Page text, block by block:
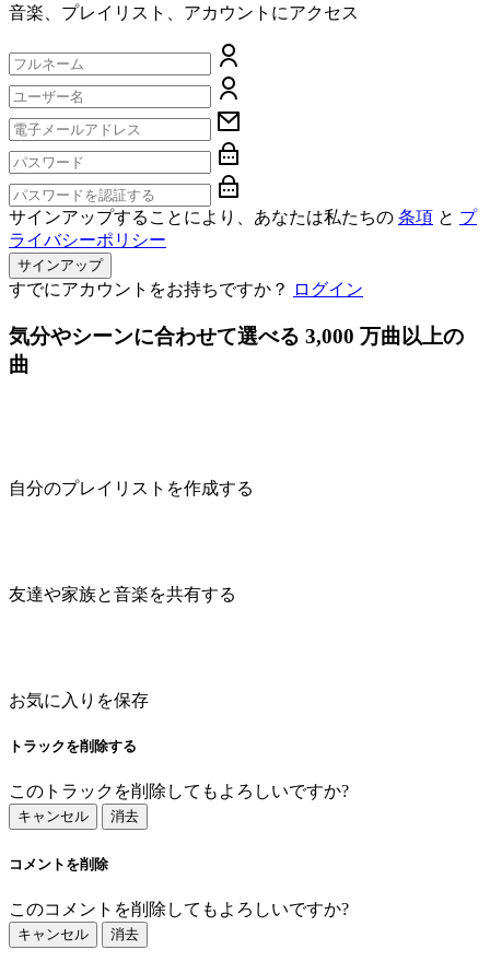
音楽、プレイリスト、アカウントにアクセス
サインアップすることにより、あなたは私たちの 条項 と プ
ライバシーポリシー
サインアップ
すでにアカウントをお持ちですか？ ログイン
気分やシーンに合わせて選べる 3,000 万曲以上の
曲
自分のプレイリストを作成する
友達や家族と音楽を共有する
お気に入りを保存
トラックを削除する
このトラックを削除してもよろしいですか?
キャンセル 消去
コメントを削除
このコメントを削除してもよろしいですか?
キャンセル 消去